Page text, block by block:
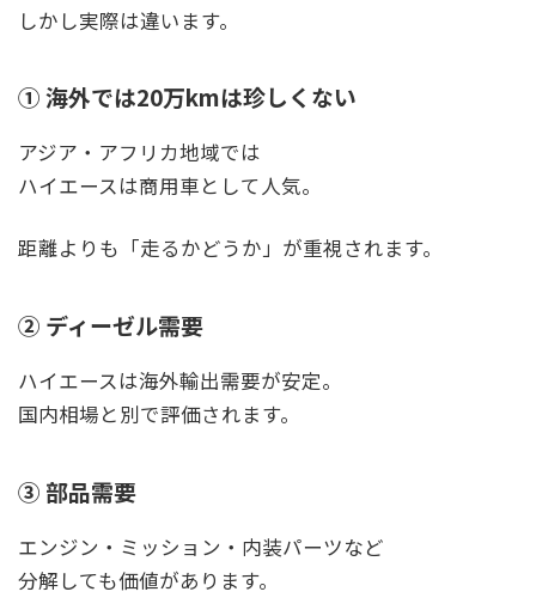
しかし実際は違います。
① 海外では20万kmは珍しくない
アジア・アフリカ地域では
ハイエースは商用車として人気。
距離よりも「走るかどうか」が重視されます。
② ディーゼル需要
ハイエースは海外輸出需要が安定。
国内相場と別で評価されます。
③ 部品需要
エンジン・ミッション・内装パーツなど
分解しても価値があります。